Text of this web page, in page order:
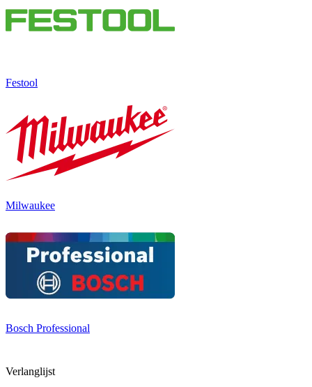
Festool
Milwaukee
Bosch Professional
Verlanglijst